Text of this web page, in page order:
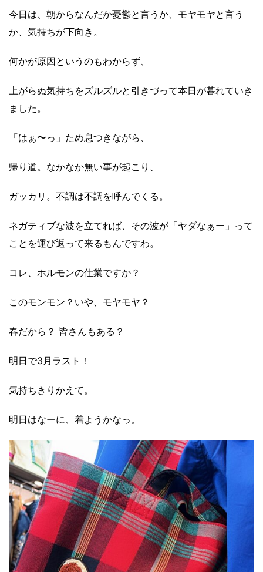
今日は、朝からなんだか憂鬱と言うか、モヤモヤと言う
か、気持ちが下向き。
何かが原因というのもわからず、
上がらぬ気持ちをズルズルと引きづって本日が暮れていき
ました。
「はぁ〜っ」ため息つきながら、
帰り道。なかなか無い事が起こり、
ガッカリ。不調は不調を呼んでくる。
ネガティブな波を立てれば、その波が「ヤダなぁー」って
ことを運び返って来るもんですわ。
コレ、ホルモンの仕業ですか？
このモンモン？いや、モヤモヤ？
春だから？ 皆さんもある？
明日で3月ラスト！
気持ちきりかえて。
明日はなーに、着ようかなっ。